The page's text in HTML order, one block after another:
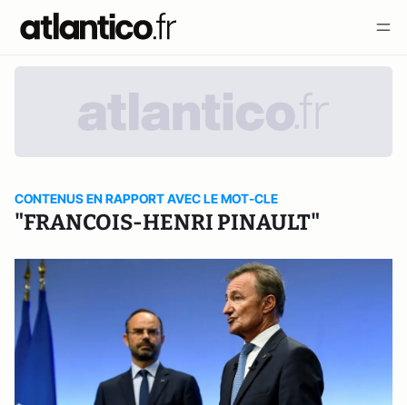
CONTENUS EN RAPPORT AVEC LE MOT-CLE
"FRANCOIS-HENRI PINAULT"